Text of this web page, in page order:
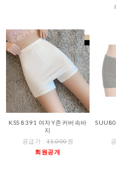
KSS 8391 여자Y존커버속바
지
공급가 :11,000원
회원공개